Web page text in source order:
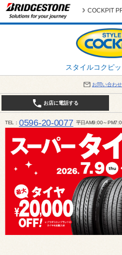
スタイルコクピ
COCKPIT
お問い合わ
お店に電話する
TEL 0596-20-0077 平日AM9:00～